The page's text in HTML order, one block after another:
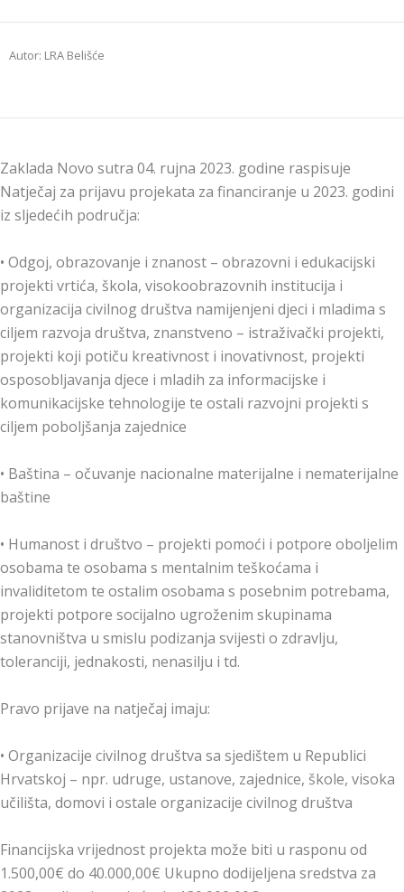
Autor: LRA Belišće
Zaklada Novo sutra 04. rujna 2023. godine raspisuje
Natječaj za prijavu projekata za financiranje u 2023. godini
iz sljedećih područja:
• Odgoj, obrazovanje i znanost – obrazovni i edukacijski
projekti vrtića, škola, visokoobrazovnih institucija i
organizacija civilnog društva namijenjeni djeci i mladima s
ciljem razvoja društva, znanstveno – istraživački projekti,
projekti koji potiču kreativnost i inovativnost, projekti
osposobljavanja djece i mladih za informacijske i
komunikacijske tehnologije te ostali razvojni projekti s
ciljem poboljšanja zajednice
• Baština – očuvanje nacionalne materijalne i nematerijalne
baštine
• Humanost i društvo – projekti pomoći i potpore oboljelim
osobama te osobama s mentalnim teškoćama i
invaliditetom te ostalim osobama s posebnim potrebama,
projekti potpore socijalno ugroženim skupinama
stanovništva u smislu podizanja svijesti o zdravlju,
toleranciji, jednakosti, nenasilju i td.
Pravo prijave na natječaj imaju:
• Organizacije civilnog društva sa sjedištem u Republici
Hrvatskoj – npr. udruge, ustanove, zajednice, škole, visoka
učilišta, domovi i ostale organizacije civilnog društva
Financijska vrijednost projekta može biti u rasponu od
1.500,00€ do 40.000,00€ Ukupno dodijeljena sredstva za